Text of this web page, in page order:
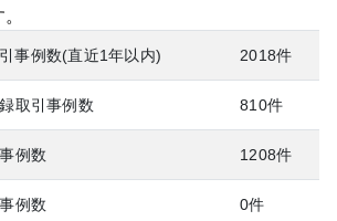
事例数(直近1年以内) 2018件
取引事例数 810件
例数 1208件
例数 0件